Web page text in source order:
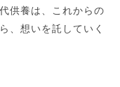
供養は、これからの
、想いを託していく